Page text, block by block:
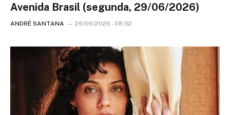
Avenida Brasil (segunda, 29/06/2026)
ANDRÉ SANTANA 26/06/2026 - 08:02